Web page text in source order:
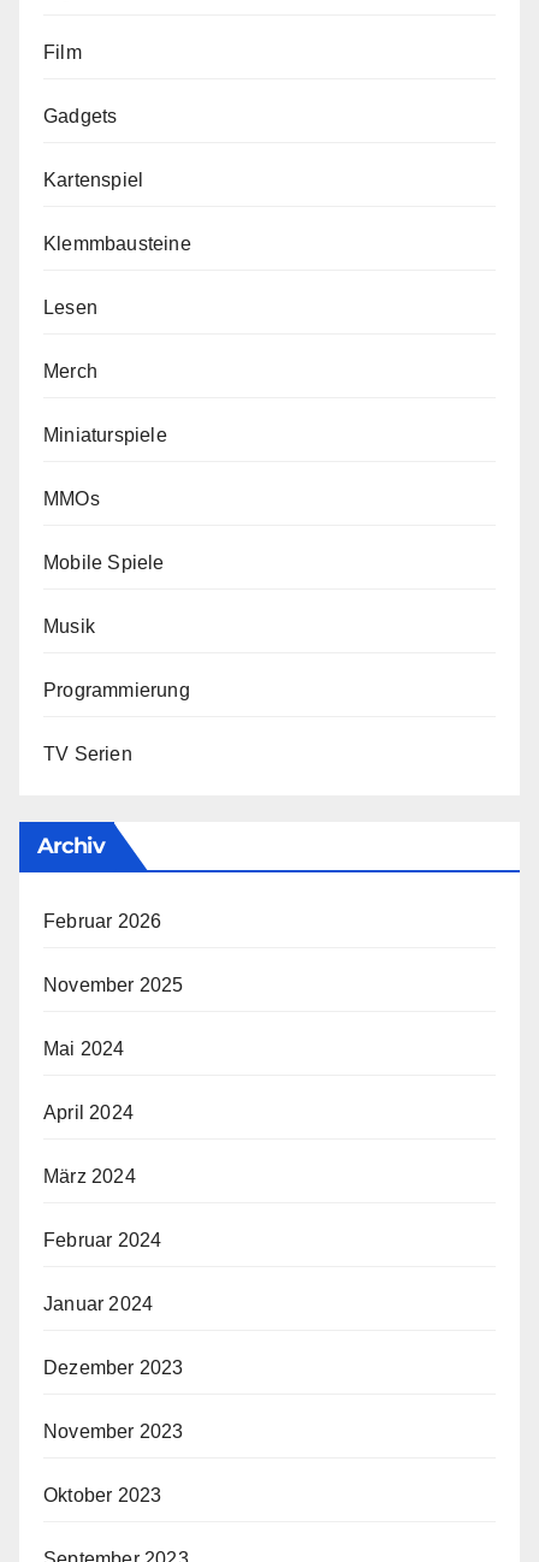
Film
Gadgets
Kartenspiel
Klemmbausteine
Lesen
Merch
Miniaturspiele
MMOs
Mobile Spiele
Musik
Programmierung
TV Serien
Archiv
Februar 2026
November 2025
Mai 2024
April 2024
März 2024
Februar 2024
Januar 2024
Dezember 2023
November 2023
Oktober 2023